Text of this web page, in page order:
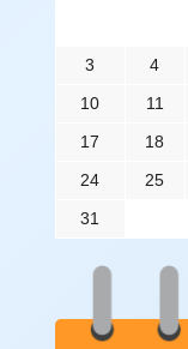
3
4
10
11
17
18
24
25
31